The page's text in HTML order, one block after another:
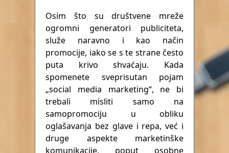
Osim što su društvene mreže
ogromni generatori publiciteta,
služe naravno i kao način
promocije, iako se s te strane često
puta krivo shvaćaju. Kada
spomenete sveprisutan pojam
„social media marketing“, ne bi
trebali misliti samo na
samopromociju u obliku
oglašavanja bez glave i repa, već i
druge aspekte marketinške
komunikacije, poput osobne